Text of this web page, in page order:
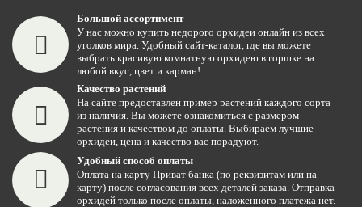
Большой ассортимент
У нас можно купить недорого орхидеи онлайн из всех
уголков мира. Удобный сайт-каталог, где вы можете
выбрать красивую комнатную орхидею в горшке на
любой вкус, цвет и карман!
Качество растений
На сайте предоставлен пример растений каждого сорта
из наличия. Вы можете ознакомиться с размером
растения и качеством до оплаты. Выбираем лучшие
орхидеи, цена и качество вас порадуют.
Удобный способ оплаты
Оплата на карту Приват банка (по реквизитам или на
карту) после согласования всех деталей заказа. Отправка
орхидей только после оплаты, наложенного платежа нет.